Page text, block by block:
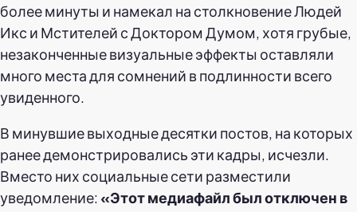
более минуты и намекал на столкновение Людей
Икс и Мстителей с Доктором Думом, хотя грубые,
незаконченные визуальные эффекты оставляли
много места для сомнений в подлинности всего
увиденного.
В минувшие выходные десятки постов, на которых
ранее демонстрировались эти кадры, исчезли.
Вместо них социальные сети разместили
уведомление: «Этот медиафайл был отключен в